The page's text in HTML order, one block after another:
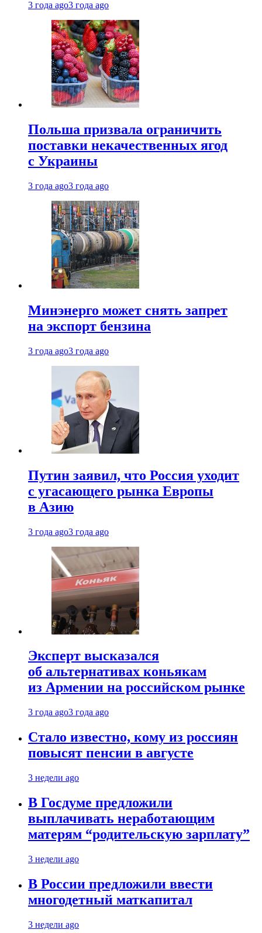
3 года ago3 года ago
Польша призвала ограничить
поставки некачественных ягод
с Украины
3 года ago3 года ago
Минэнерго может снять запрет
на экспорт бензина
3 года ago3 года ago
Путин заявил, что Россия уходит
с угасающего рынка Европы
в Азию
3 года ago3 года ago
Эксперт высказался
об альтернативах коньякам
из Армении на российском рынке
3 года ago3 года ago
Стало известно, кому из россиян
повысят пенсии в августе
3 недели ago
В Госдуме предложили
выплачивать неработающим
матерям “родительскую зарплату”
3 недели ago
В России предложили ввести
многодетный маткапитал
3 недели ago